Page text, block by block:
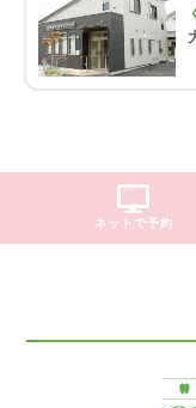
ネットで予約